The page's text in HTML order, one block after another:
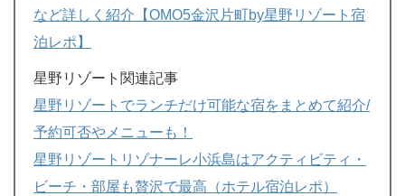
など詳しく紹介【OMO5金沢片町by星野リゾート宿
泊レポ】
星野リゾート関連記事
星野リゾートでランチだけ可能な宿をまとめて紹介/
予約可否やメニューも！
星野リゾートリゾナーレ小浜島はアクティビティ・
ビーチ・部屋も贅沢で最高（ホテル宿泊レポ）